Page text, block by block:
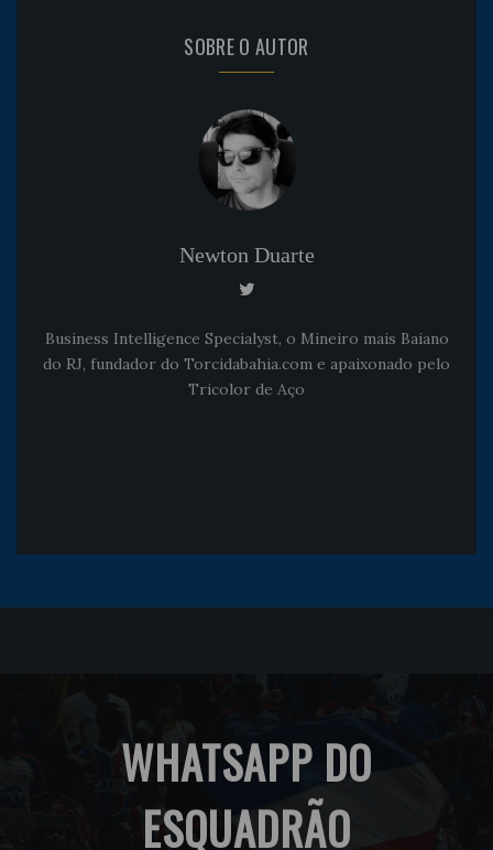
SOBRE O AUTOR
Newton Duarte
Business Intelligence Specialyst, o Mineiro mais Baiano
do RJ, fundador do Torcidabahia.com e apaixonado pelo
Tricolor de Aço
WHATSAPP DO
ESQUADRÃO